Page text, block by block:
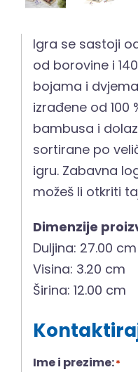
Igra se sastoji
od borovine i
bojama i
izrađene od 100
bambusa i
sortirane po
igru. Zabavna
možeš li otkriti
Dimenzije
Duljina: 27.00 cm
Visina: 3.20 cm
Širina: 12.00 cm
Ime i prezime:*